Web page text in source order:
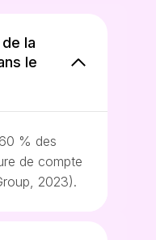
la
le
% des
de compte
2023).